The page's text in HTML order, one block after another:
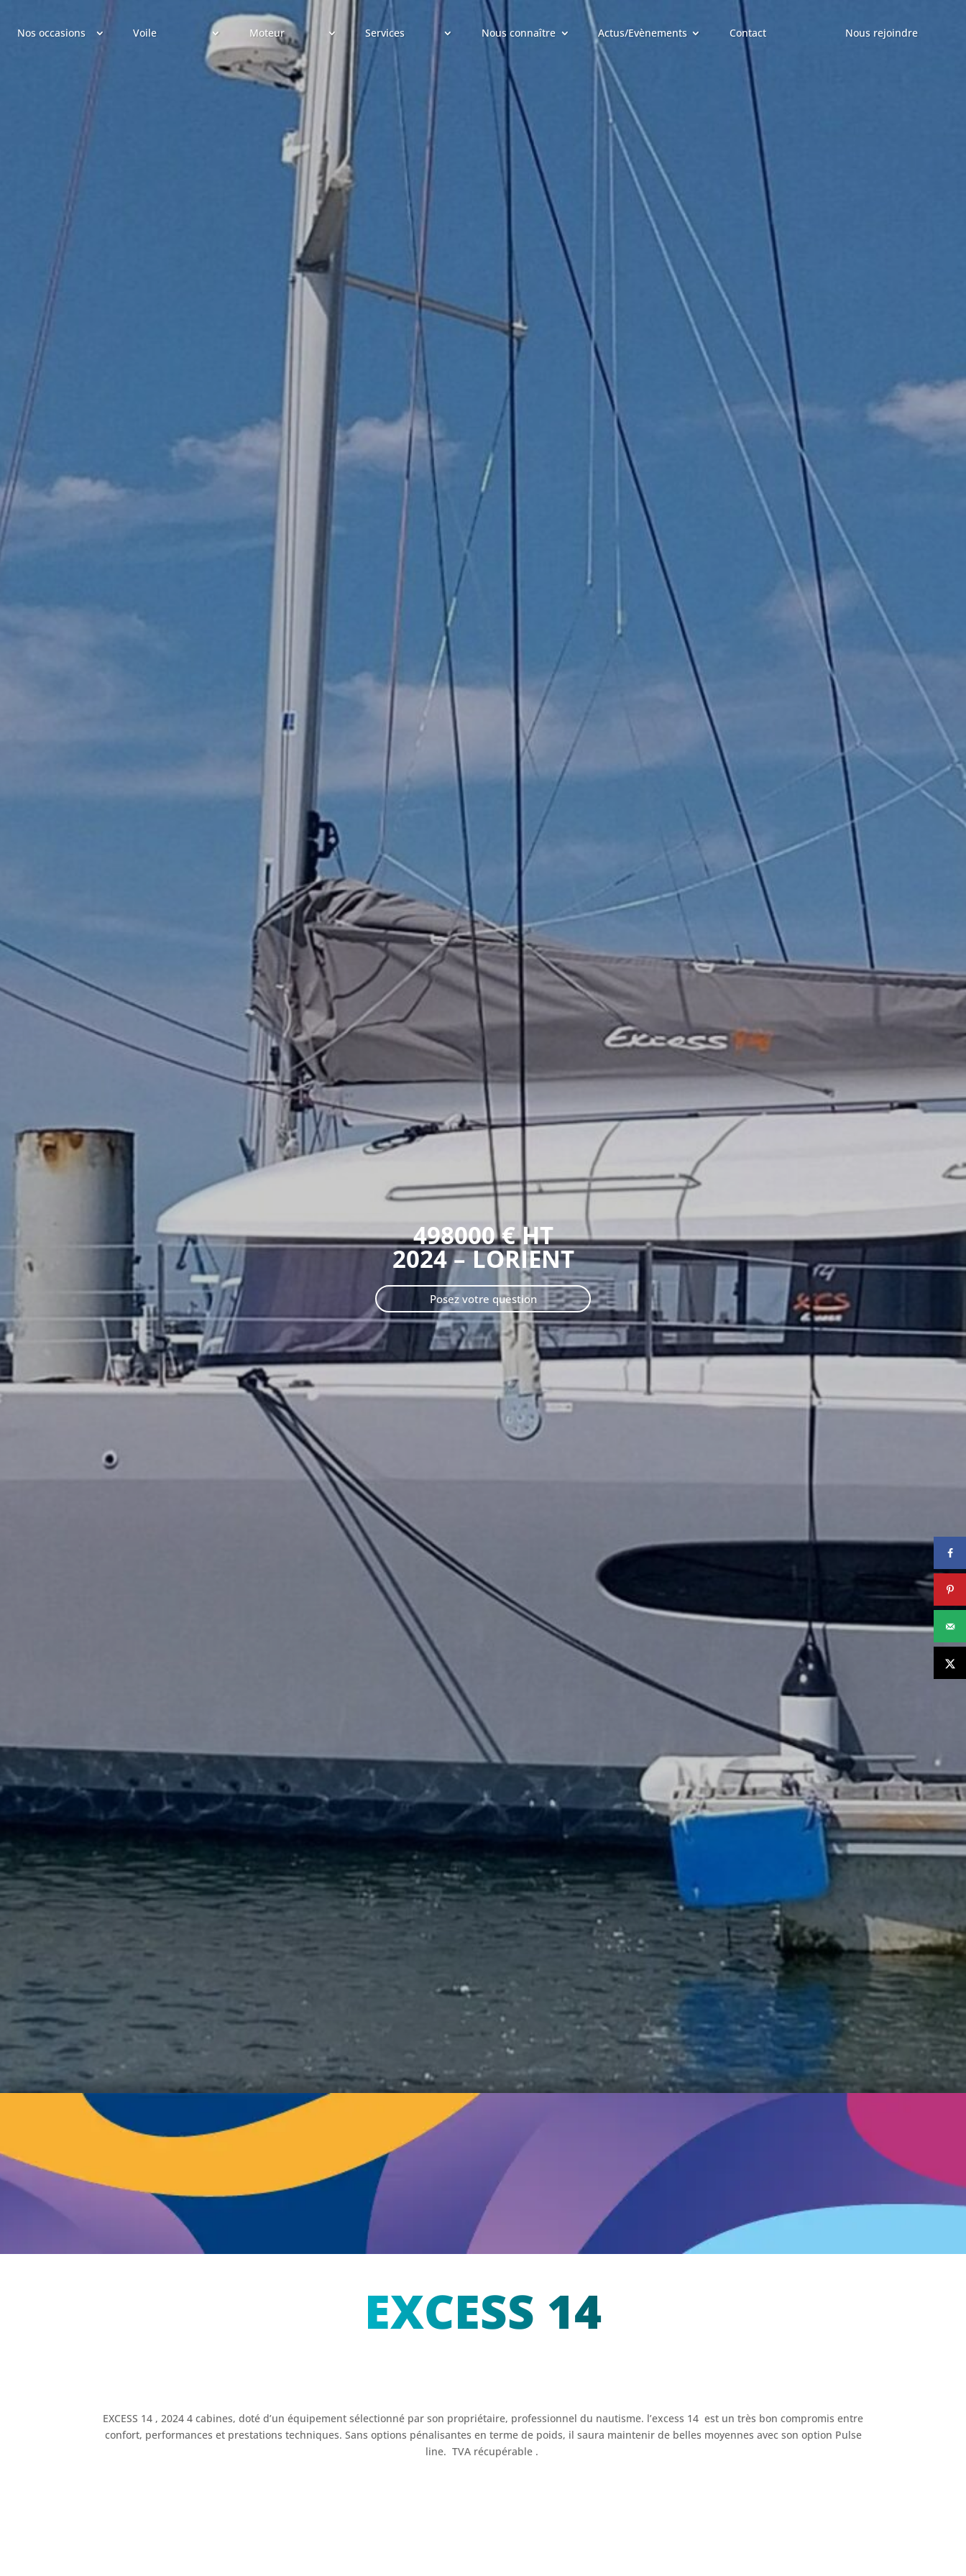
Nos occasions Voile Moteur Services Nous connaître Actus/Evènements Contact Nous rejoindre
498000 € HT
2024 – LORIENT
Posez votre question
EXCESS 14
EXCESS 14 , 2024 4 cabines, doté d’un équipement sélectionné par son propriétaire, professionnel du nautisme. l’excess 14 est un très bon compromis entre
confort, performances et prestations techniques. Sans options pénalisantes en terme de poids, il saura maintenir de belles moyennes avec son option Pulse
line. TVA récupérable .